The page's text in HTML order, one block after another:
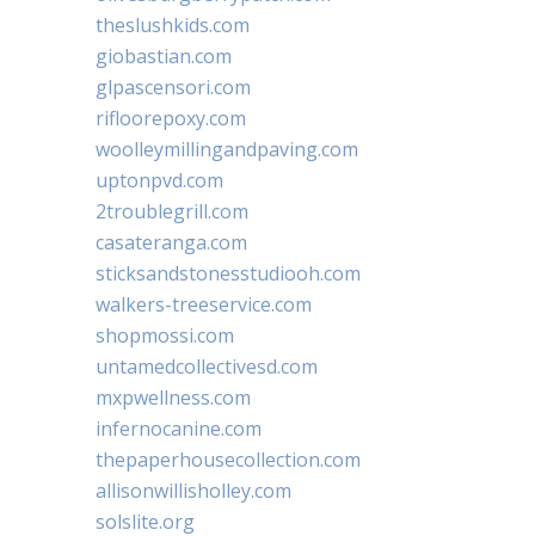
theslushkids.com
giobastian.com
glpascensori.com
rifloorepoxy.com
woolleymillingandpaving.com
uptonpvd.com
2troublegrill.com
casateranga.com
sticksandstonesstudiooh.com
walkers-treeservice.com
shopmossi.com
untamedcollectivesd.com
mxpwellness.com
infernocanine.com
thepaperhousecollection.com
allisonwillisholley.com
solslite.org